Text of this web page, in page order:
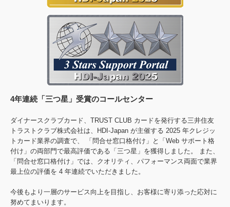
4年連続「三つ星」受賞のコールセンター
ダイナースクラブカード、TRUST CLUB カードを発行する三井住友
トラストクラブ株式会社は、HDI-Japan が主催する 2025 年クレジッ
トカード業界の調査で、 「問合せ窓口格付け」と「Web サポート格
付け」の両部門で最高評価である「三つ星」を獲得しました。 また、
「問合せ窓口格付け」では、クオリティ、パフォーマンス両面で業界
最上位の評価を 4 年連続でいただきました。
今後もより一層のサービス向上を目指し、お客様に寄り添った応対に
努めてまいります。